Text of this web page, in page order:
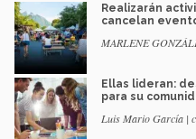
Realizarán
cancelan
MARLENE
Ellas lideran:
para su
Luis Mario García |